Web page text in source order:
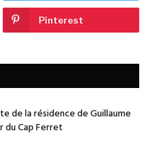
Pinterest
de la résidence de Guillaume
du Cap Ferret